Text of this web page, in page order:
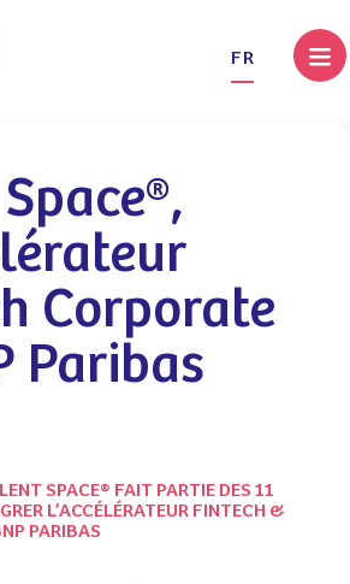
FR
Corporate
Paribas
SPACE® FAIT PARTIE DES 11
L’ACCÉLÉRATEUR FINTECH &
PARIBAS